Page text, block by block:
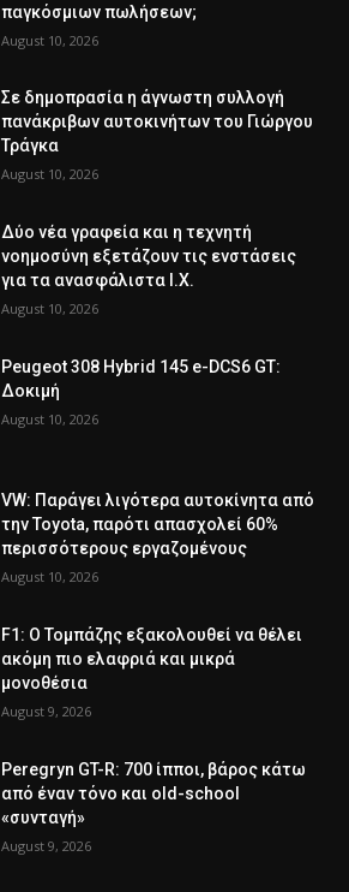
παγκόσμιων πωλήσεων;
August 10, 2026
Σε δημοπρασία η άγνωστη συλλογή
πανάκριβων αυτοκινήτων του Γιώργου
Τράγκα
August 10, 2026
Δύο νέα γραφεία και η τεχνητή
νοημοσύνη εξετάζουν τις ενστάσεις
για τα ανασφάλιστα Ι.Χ.
August 10, 2026
Peugeot 308 Hybrid 145 e-DCS6 GT:
Δοκιμή
August 10, 2026
VW: Παράγει λιγότερα αυτοκίνητα από
την Toyota, παρότι απασχολεί 60%
περισσότερους εργαζομένους
August 10, 2026
F1: Ο Τομπάζης εξακολουθεί να θέλει
ακόμη πιο ελαφριά και μικρά
μονοθέσια
August 9, 2026
Peregryn GT-R: 700 ίπποι, βάρος κάτω
από έναν τόνο και old-school
«συνταγή»
August 9, 2026